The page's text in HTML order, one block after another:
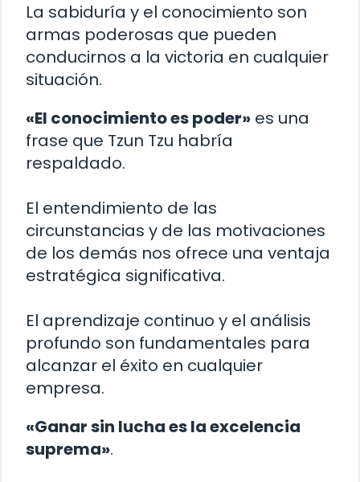
La sabiduría y el conocimiento son
armas poderosas que pueden
conducirnos a la victoria en cualquier
situación.
«El conocimiento es poder» es una
frase que Tzun Tzu habría
respaldado.
El entendimiento de las
circunstancias y de las motivaciones
de los demás nos ofrece una ventaja
estratégica significativa.
El aprendizaje continuo y el análisis
profundo son fundamentales para
alcanzar el éxito en cualquier
empresa.
«Ganar sin lucha es la excelencia
suprema».